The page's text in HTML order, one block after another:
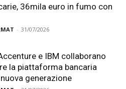
36mila euro in fumo con
- 31/07/2026
e IBM collaborano
la piattaforma bancaria
generazione